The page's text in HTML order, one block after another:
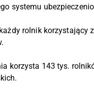
systemu
rolnik korzystający
korzysta 143 tys.